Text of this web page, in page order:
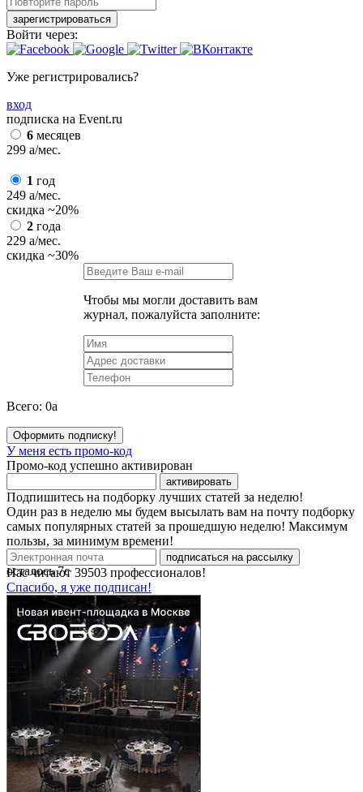
зарегистрироваться
Войти через:
Уже регистрировались?
вход
подписка на Event.ru
6 месяцев
299 a/мес.
1 год
249 a/мес.
скидка ~20%
2 года
229 a/мес.
скидка ~30%
Чтобы мы могли доставить вам
журнал, пожалуйста заполните:
Всего: 0a
Оформить подписку!
У меня есть промо-код
Промо-код успешно активирован
активировать
Подпишитесь на подборку лучших статей за неделю!
Один раз в неделю мы будем высылать вам на почту подборку
самых популярных статей за прошедшую неделю! Максимум
пользы, за минимум времени!
подписаться на рассылку
Нас читают 39503 профессионалов!
Спасибо, я уже подписан!
осталось7с